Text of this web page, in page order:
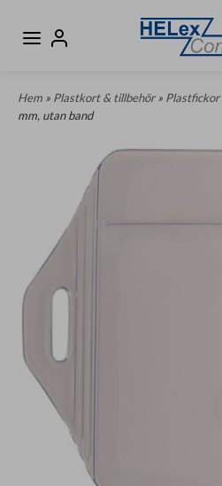
Hem » Plastkort & tillbehör» Plastfickor
mm, utan band